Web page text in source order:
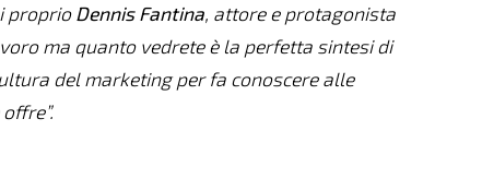
proprioDennis Fantina, attore e protagonista
ma quanto vedrete è la perfetta sintesi di
del marketing per fa conoscere alle